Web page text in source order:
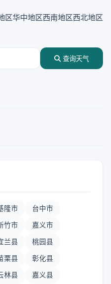
区华中地区西南地区西北地区
查询天气
隆市 台中市
竹市 嘉义市
兰县 桃园县
栗县 彰化县
林县 嘉义县